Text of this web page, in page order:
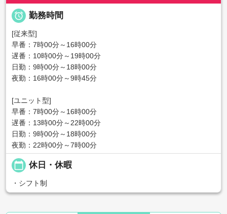
 勤務時間
[従来型]
早番：7時00分～16時00分
遅番：10時00分～19時00分
日勤：9時00分～18時00分
夜勤：16時00分～9時45分
[ユニット型]
早番：7時00分～16時00分
遅番：13時00分～22時00分
日勤：9時00分～18時00分
夜勤：22時00分～7時00分
calendar_today 休日・休暇
・シフト制